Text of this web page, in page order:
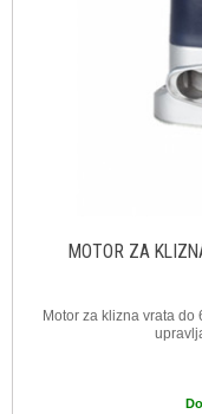
MOTOR ZA
Motor za klizna vrata